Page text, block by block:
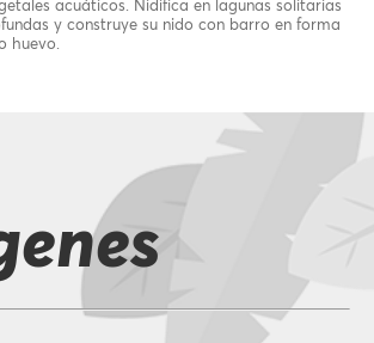
acuáticos. Nidifica en lagunas solitarias
y construye su nido con barro en forma
huevo.